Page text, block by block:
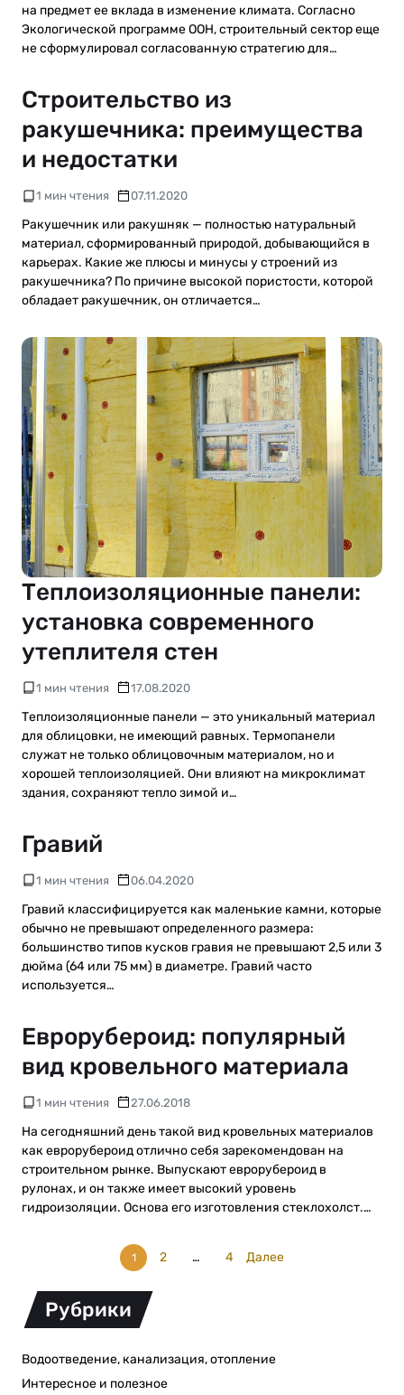
на предмет ее вклада в изменение климата. Согласно
Экологической программе ООН, строительный сектор еще
не сформулировал согласованную стратегию для…
Строительство из
ракушечника: преимущества
и недостатки
1 мин чтения 07.11.2020
Ракушечник или ракушняк — полностью натуральный
материал, сформированный природой, добывающийся в
карьерах. Какие же плюсы и минусы у строений из
ракушечника? По причине высокой пористости, которой
обладает ракушечник, он отличается…
Теплоизоляционные панели:
установка современного
утеплителя стен
1 мин чтения 17.08.2020
Теплоизоляционные панели — это уникальный материал
для облицовки, не имеющий равных. Термопанели
служат не только облицовочным материалом, но и
хорошей теплоизоляцией. Они влияют на микроклимат
здания, сохраняют тепло зимой и…
Гравий
1 мин чтения 06.04.2020
Гравий классифицируется как маленькие камни, которые
обычно не превышают определенного размера:
большинство типов кусков гравия не превышают 2,5 или 3
дюйма (64 или 75 мм) в диаметре. Гравий часто
используется…
Еврорубероид: популярный
вид кровельного материала
1 мин чтения 27.06.2018
На сегодняшний день такой вид кровельных материалов
как еврорубероид отлично себя зарекомендован на
строительном рынке. Выпускают еврорубероид в
рулонах, и он также имеет высокий уровень
гидроизоляции. Основа его изготовления стеклохолст.…
1 2 … 4 Далее
Рубрики
Водоотведение, канализация, отопление
Интересное и полезное